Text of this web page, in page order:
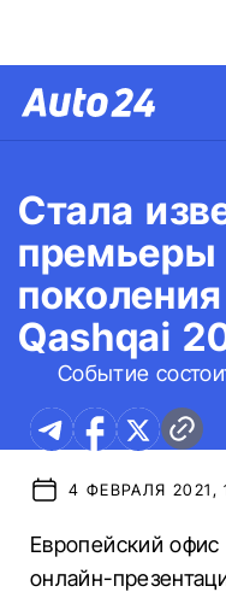
Стала
премьеры
Qashqai
Событие
4 ФЕВРАЛЯ 2021,
Европейский
онлайн-